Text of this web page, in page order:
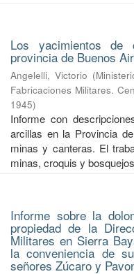
Los yacimientos
provincia de Buenos
Angelelli, Victorio (
Fabricaciones Militares.
1945)
Informe con
arcillas en la Provincia
minas y canteras. El
minas, croquis y
Informe sobre la
propiedad de la
Militares en Sierra
la conveniencia de
señores Zúcaro y